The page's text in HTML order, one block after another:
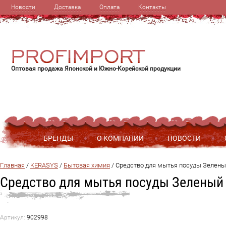
Новости Доставка Оплата Контакты
Оптовая продажа Японской и Южно-Корейской продукции
БРЕНДЫ О КОМПАНИИ НОВОСТИ
Главная / KERASYS / Бытовая химия / Средство для мытья посуды
Средство для мытья посуды
Артикул: 902998